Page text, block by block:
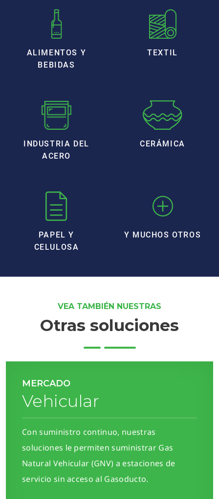
ALIMENTOS Y
BEBIDAS
TEXTIL
INDUSTRIA DEL
ACERO
CERÁMICA
PAPEL Y
CELULOSA
Y MUCHOS OTROS
VEA TAMBIÉN NUESTRAS
Otras soluciones
MERCADO
Vehicular
Con suministro continuo, nuestras
soluciones le permiten suministrar Gas
Natural Vehicular (GNV) a estaciones de
servicio sin acceso al Gasoducto.